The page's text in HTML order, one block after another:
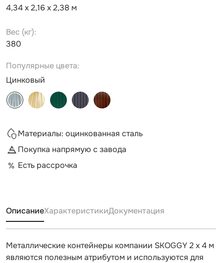
4,34 х 2,16 х 2,38 м
Вес (кг):
380
Популярные цвета:
Цинковый
Материалы: оцинкованная сталь
Покупка напрямую с завода
Есть рассрочка
ОписаниеХарактеристикиДокументация
Металлические контейнеры компании SKOGGY 2 х 4 м
являются полезным атрибутом и используются для